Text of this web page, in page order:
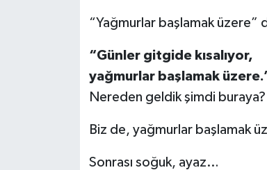
“Yağmurlar başlamak üzere”
“Günler gitgide kısalıyor,
yağmurlar başlamak
Nereden geldik şimdi buraya?
Biz de, yağmurlar başlamak
Sonrası soğuk, ayaz…